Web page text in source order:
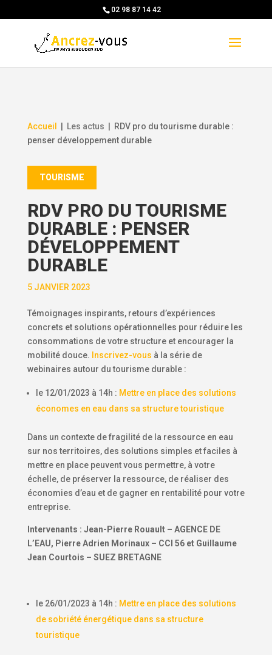
02 98 87 14 42
Accueil Les actus
RDV pro du tourisme durable :
penser développement durable
TOURISME
RDV PRO DU TOURISME
DURABLE : PENSER
DÉVELOPPEMENT
DURABLE
5 JANVIER 2023
Témoignages inspirants, retours d’expériences
concrets et solutions opérationnelles pour réduire les
consommations de votre structure et encourager la
mobilité douce.
Inscrivez-vous à la série de
webinaires autour du tourisme durable :
le 12/01/2023 à 14h : Mettre en place des solutions
économes en eau dans sa structure touristique
Dans un contexte de fragilité de la ressource en eau
sur nos territoires, des solutions simples et faciles à
mettre en place peuvent vous permettre, à votre
échelle, de préserver la ressource, de réaliser des
économies d’eau et de gagner en rentabilité pour votre
entreprise.
Intervenants : Jean-Pierre Rouault – AGENCE DE
L’EAU, Pierre Adrien Morinaux – CCI 56 et Guillaume
Jean Courtois – SUEZ BRETAGNE
le 26/01/2023 à 14h : Mettre en place des solutions
de sobriété énergétique dans sa structure
touristique